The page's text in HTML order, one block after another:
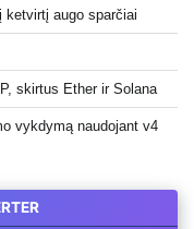
ketvirtį augo sparčiai
skirtus Ether ir Solana
vykdymą naudojant v4